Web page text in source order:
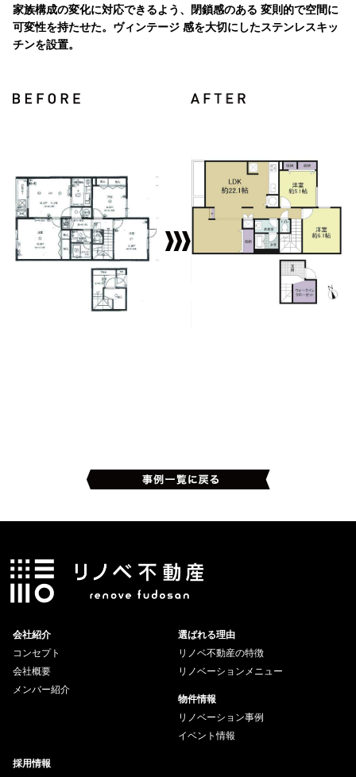
家族構成の変化に対応できるよう、閉鎖感のある 変則的で空間に
可変性を持たせた。ヴィンテージ 感を大切にしたステンレスキッ
チンを設置。
会社紹介
コンセプト
会社概要
メンバー紹介
選ばれる理由
リノベ不動産の特徴
リノベーションメニュー
物件情報
リノベーション事例
イベント情報
採用情報